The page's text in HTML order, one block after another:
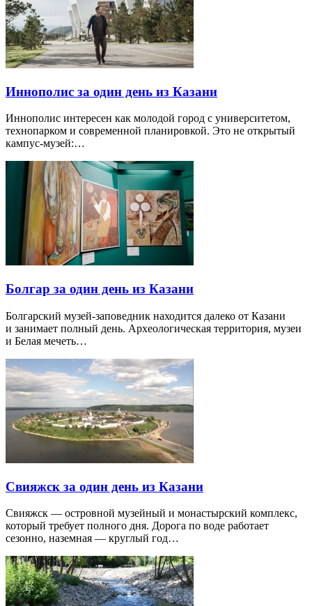
Иннополис за один день из Казани
Иннополис интересен как молодой город с университетом,
технопарком и современной планировкой. Это не открытый
кампус-музей:…
Болгар за один день из Казани
Болгарский музей-заповедник находится далеко от Казани
и занимает полный день. Археологическая территория, музеи
и Белая мечеть…
Свияжск за один день из Казани
Свияжск — островной музейный и монастырский комплекс,
который требует полного дня. Дорога по воде работает
сезонно, наземная — круглый год…